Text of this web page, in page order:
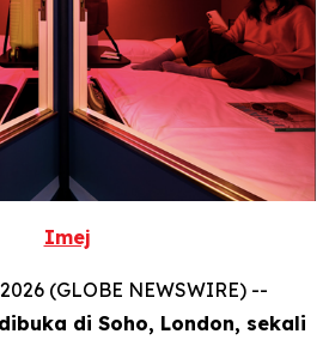
Imej
(GLOBE NEWSWIRE) --
di Soho, London, sekali